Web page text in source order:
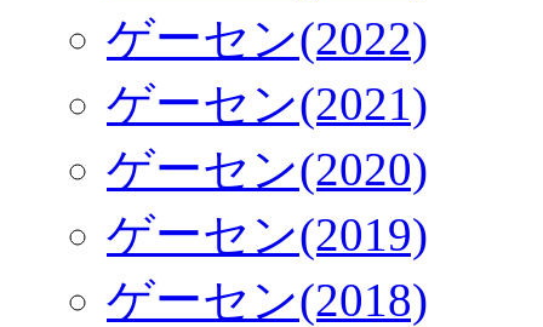
ゲーセン(2022)
ゲーセン(2021)
ゲーセン(2020)
ゲーセン(2019)
ゲーセン(2018)